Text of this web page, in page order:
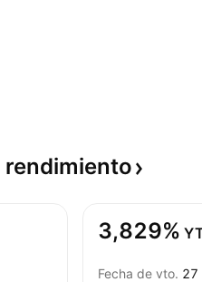
rendimiento
3,829%
Fecha de vto. 27